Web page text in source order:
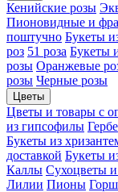
Кенийские розы
Пионовидные и
поштучно Букеты
роз 51 роза Букеты
розы Оранжевые
розы Черные розы
Цветы
Цветы и товары с
из гипсофилы
Букеты из
доставкой Букеты
Каллы Сухоцветы
Лилии Пионы